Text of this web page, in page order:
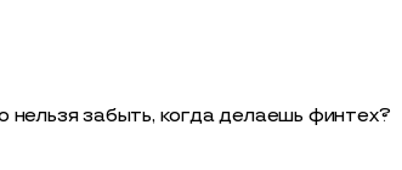
забыть, когда делаешь финтех?